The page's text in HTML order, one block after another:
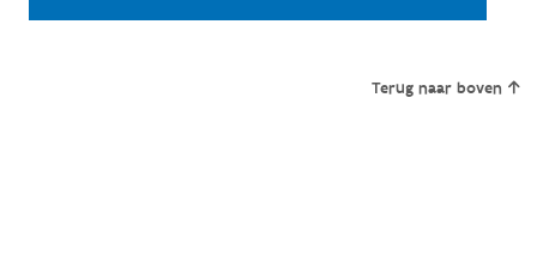
Terug naar boven